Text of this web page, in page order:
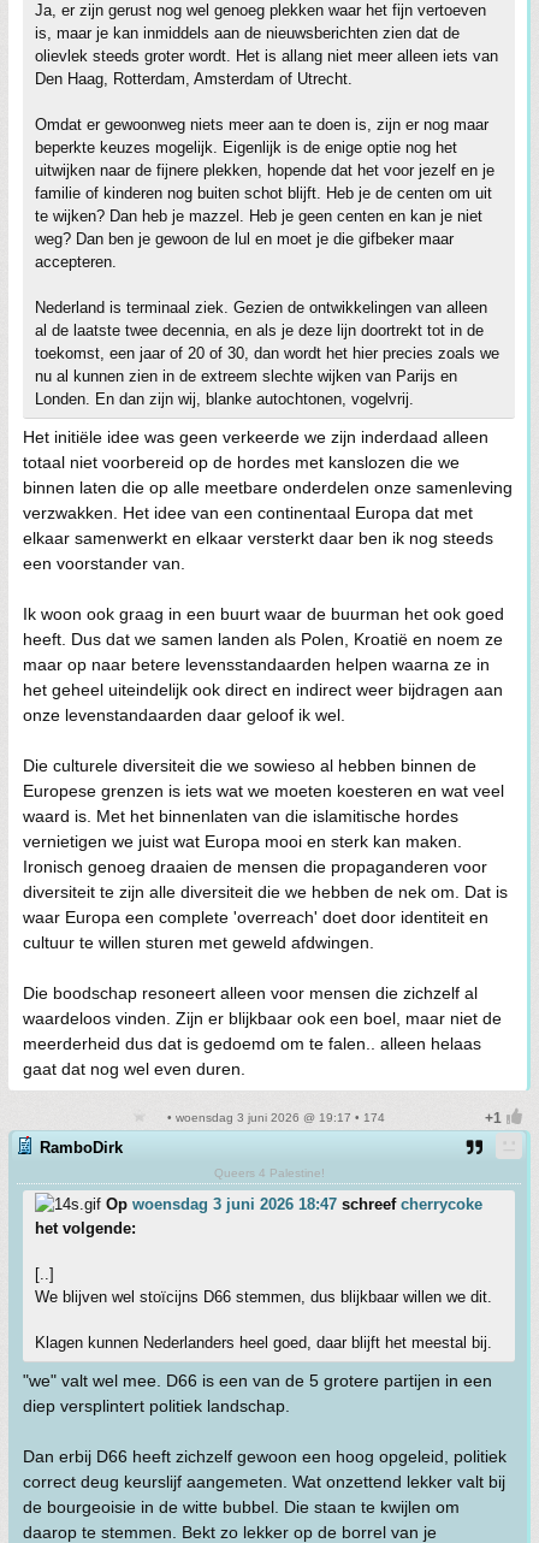
Ja, er zijn gerust nog wel genoeg plekken waar het fijn vertoeven
is, maar je kan inmiddels aan de nieuwsberichten zien dat de
olievlek steeds groter wordt. Het is allang niet meer alleen iets van
Den Haag, Rotterdam, Amsterdam of Utrecht.
Omdat er gewoonweg niets meer aan te doen is, zijn er nog maar
beperkte keuzes mogelijk. Eigenlijk is de enige optie nog het
uitwijken naar de fijnere plekken, hopende dat het voor jezelf en je
familie of kinderen nog buiten schot blijft. Heb je de centen om uit
te wijken? Dan heb je mazzel. Heb je geen centen en kan je niet
weg? Dan ben je gewoon de lul en moet je die gifbeker maar
accepteren.
Nederland is terminaal ziek. Gezien de ontwikkelingen van alleen
al de laatste twee decennia, en als je deze lijn doortrekt tot in de
toekomst, een jaar of 20 of 30, dan wordt het hier precies zoals we
nu al kunnen zien in de extreem slechte wijken van Parijs en
Londen. En dan zijn wij, blanke autochtonen, vogelvrij.
Het initiële idee was geen verkeerde we zijn inderdaad alleen
totaal niet voorbereid op de hordes met kanslozen die we
binnen laten die op alle meetbare onderdelen onze samenleving
verzwakken. Het idee van een continentaal Europa dat met
elkaar samenwerkt en elkaar versterkt daar ben ik nog steeds
een voorstander van.
Ik woon ook graag in een buurt waar de buurman het ook goed
heeft. Dus dat we samen landen als Polen, Kroatië en noem ze
maar op naar betere levensstandaarden helpen waarna ze in
het geheel uiteindelijk ook direct en indirect weer bijdragen aan
onze levenstandaarden daar geloof ik wel.
Die culturele diversiteit die we sowieso al hebben binnen de
Europese grenzen is iets wat we moeten koesteren en wat veel
waard is. Met het binnenlaten van die islamitische hordes
vernietigen we juist wat Europa mooi en sterk kan maken.
Ironisch genoeg draaien de mensen die propaganderen voor
diversiteit te zijn alle diversiteit die we hebben de nek om. Dat is
waar Europa een complete 'overreach' doet door identiteit en
cultuur te willen sturen met geweld afdwingen.
Die boodschap resoneert alleen voor mensen die zichzelf al
waardeloos vinden. Zijn er blijkbaar ook een boel, maar niet de
meerderheid dus dat is gedoemd om te falen.. alleen helaas
gaat dat nog wel even duren.
• woensdag 3 juni 2026 @ 19:17 • 174
RamboDirk
Queers 4 Palestine!
Op woensdag 3 juni 2026 18:47 schreef cherrycoke
het volgende:
[..]
We blijven wel stoïcijns D66 stemmen, dus blijkbaar willen we dit.
Klagen kunnen Nederlanders heel goed, daar blijft het meestal bij.
"we" valt wel mee. D66 is een van de 5 grotere partijen in een
diep versplintert politiek landschap.
Dan erbij D66 heeft zichzelf gewoon een hoog opgeleid, politiek
correct deug keurslijf aangemeten. Wat onzettend lekker valt bij
de bourgeoisie in de witte bubbel. Die staan te kwijlen om
daarop te stemmen. Bekt zo lekker op de borrel van je